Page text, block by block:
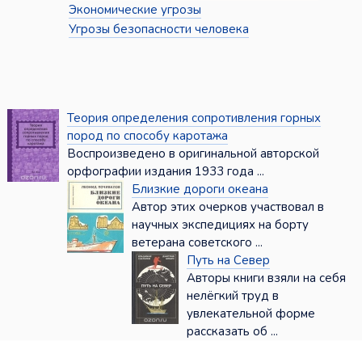
Экономические угрозы
Угрозы безопасности человека
Теория определения сопротивления горных
пород по способу каротажа
Воспроизведено в оригинальной авторской
орфографии издания 1933 года ...
Близкие дороги океана
Автор этих очерков участвовал в
научных экспедициях на борту
ветерана советского ...
Путь на Север
Авторы книги взяли на себя
нелёгкий труд в
увлекательной форме
рассказать об ...